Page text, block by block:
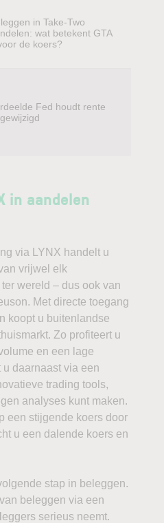
in Take-Two
wat betekent GTA
de koers?
Fed houdt rente
in aandelen
via LYNX handelt u
vrijwel elk
wereld – dus ook van
Met directe toegang
koopt u buitenlandse
Zo profiteert u
en een lage
daarnaast via een
trading tools,
analyses kunt maken.
een stijgende koers door
u een dalende koers en
stap in beleggen.
beleggen via een
serieus neemt.